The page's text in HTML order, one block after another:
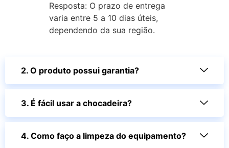
Resposta: O prazo de entrega
varia entre 5 a 10 dias úteis,
dependendo da sua região.
2. O produto possui garantia?
3. É fácil usar a chocadeira?
4. Como faço a limpeza do equipamento?